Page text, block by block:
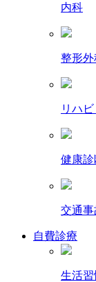
内科
整形外
リハ
健康診
交通事
自費診療
生活習